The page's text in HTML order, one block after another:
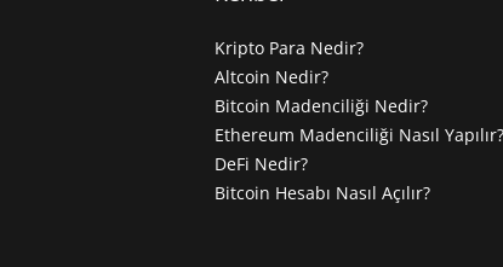
Kripto Para Nedir?
Altcoin Nedir?
Bitcoin Madenciliği Nedir?
Ethereum Madenciliği Nasıl Yapılır?
DeFi Nedir?
Bitcoin Hesabı Nasıl Açılır?